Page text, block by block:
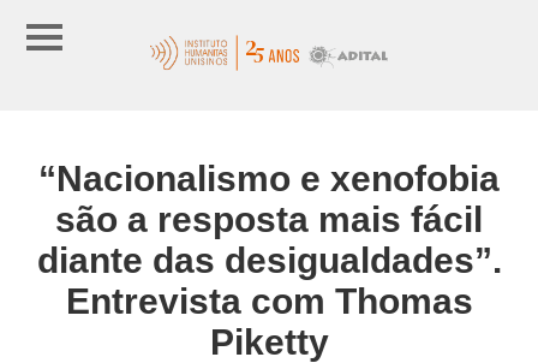
“Nacionalismo e xenofobia
são a resposta mais fácil
diante das desigualdades”.
Entrevista com Thomas
Piketty